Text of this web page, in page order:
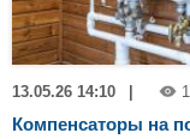
13.05.26 14:10
Компенсаторы на